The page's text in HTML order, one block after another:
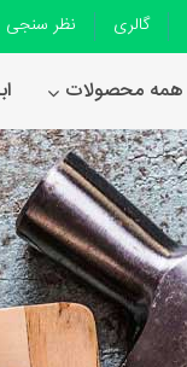
همه محصولات
گالری نظر سنجی